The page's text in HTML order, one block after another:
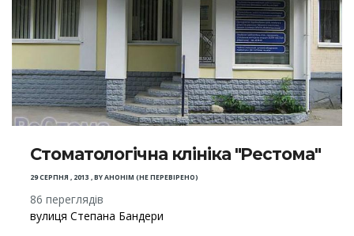
Стоматологічна клініка "Рестома"
29 СЕРПНЯ , 2013 ,BYАНОНІМ (НЕ ПЕРЕВІРЕНО)
86 переглядів
вулиця Степана Бандери